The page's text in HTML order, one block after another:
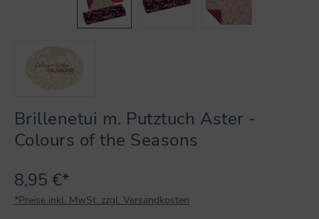
Brillenetui m. Putztuch Aster -
Colours of the Seasons
8,95 €*
*Preise inkl. MwSt. zzgl. Versandkosten